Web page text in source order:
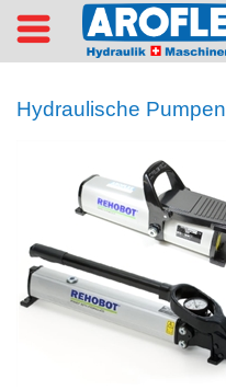
Hydraulische Pumpen